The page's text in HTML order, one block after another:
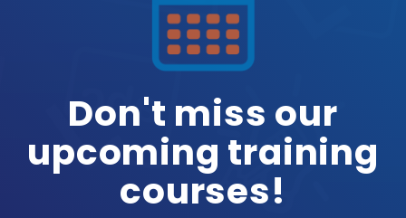
Don't miss our
upcoming training
courses!